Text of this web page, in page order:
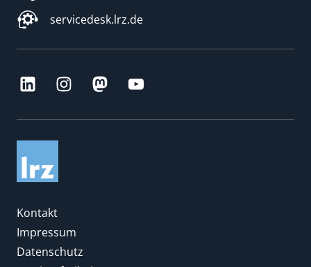
servicedesk.lrz.de
Kontakt
Impressum
Datenschutz